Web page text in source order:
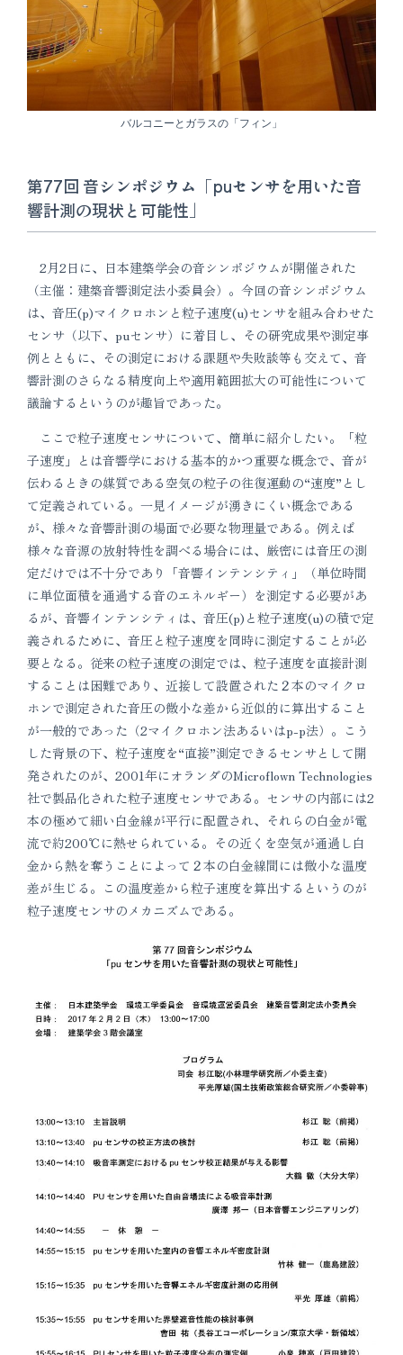
バルコニーとガラスの「フィン」
第77回 音シンポジウム「puセンサを用いた音
響計測の現状と可能性」
2月2日に、日本建築学会の音シンポジウムが開催された
（主催：建築音響測定法小委員会）。今回の音シンポジウム
は、音圧(p)マイクロホンと粒子速度(u)センサを組み合わせた
センサ（以下、puセンサ）に着目し、その研究成果や測定事
例とともに、その測定における課題や失敗談等も交えて、音
響計測のさらなる精度向上や適用範囲拡大の可能性について
議論するというのが趣旨であった。
ここで粒子速度センサについて、簡単に紹介したい。「粒
子速度」とは音響学における基本的かつ重要な概念で、音が
伝わるときの媒質である空気の粒子の往復運動の“速度”とし
て定義されている。一見イメージが湧きにくい概念である
が、様々な音響計測の場面で必要な物理量である。例えば
様々な音源の放射特性を調べる場合には、厳密には音圧の測
定だけでは不十分であり「音響インテンシティ」（単位時間
に単位面積を通過する音のエネルギー）を測定する必要があ
るが、音響インテンシティは、音圧(p)と粒子速度(u)の積で定
義されるために、音圧と粒子速度を同時に測定することが必
要となる。従来の粒子速度の測定では、粒子速度を直接計測
することは困難であり、近接して設置された２本のマイクロ
ホンで測定された音圧の微小な差から近似的に算出すること
が一般的であった（2マイクロホン法あるいはp-p法）。こう
した背景の下、粒子速度を“直接”測定できるセンサとして開
発されたのが、2001年にオランダのMicroflown Technologies
社で製品化された粒子速度センサである。センサの内部には2
本の極めて細い白金線が平行に配置され、それらの白金が電
流で約200℃に熱せられている。その近くを空気が通過し白
金から熱を奪うことによって２本の白金線間には微小な温度
差が生じる。この温度差から粒子速度を算出するというのが
粒子速度センサのメカニズムである。